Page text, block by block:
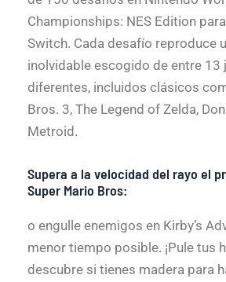
Championships: NES Edition
Switch. Cada desafío reproduce
inolvidable escogido de entre 13
diferentes, incluidos clásicos
Bros. 3, The Legend of Zelda,
Metroid.
Supera a la velocidad del rayo el
Super Mario Bros:
o engulle enemigos en Kirby’s
menor tiempo posible. ¡Pule tus
descubre si tienes madera para